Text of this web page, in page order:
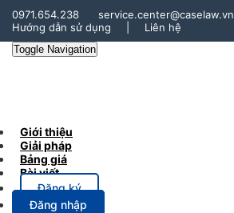
0971.654.238
service.center@caselaw.vn
Hướng dẫn sử dụng
Liên hệ
Toggle Navigation
Giới thiệu
Giải pháp
Bảng giá
Bài viết
Đăng ký
Đăng nhập